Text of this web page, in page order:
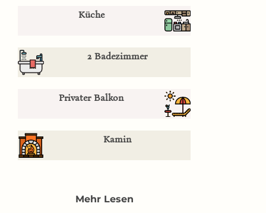
Küche
2 Badezimmer
Privater Balkon
Kamin
Mehr Lesen